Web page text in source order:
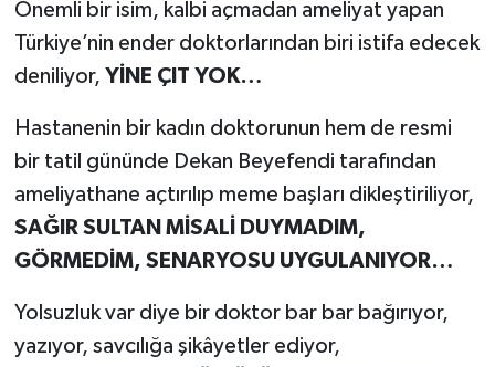
Önemli bir isim, kalbi açmadan ameliyat yapan
Türkiye’nin ender doktorlarından biri istifa edecek
deniliyor, YİNE ÇIT YOK…
Hastanenin bir kadın doktorunun hem de resmi
bir tatil gününde Dekan Beyefendi tarafından
ameliyathane açtırılıp meme başları dikleştiriliyor,
SAĞIR SULTAN MİSALİ DUYMADIM,
GÖRMEDİM, SENARYOSU UYGULANIYOR…
Yolsuzluk var diye bir doktor bar bar bağırıyor,
yazıyor, savcılığa şikâyetler ediyor,